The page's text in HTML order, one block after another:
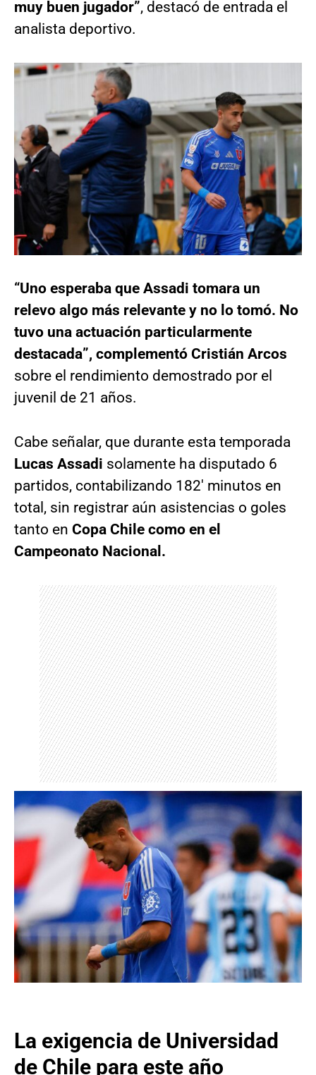
muy buen jugador”, destacó de entrada el
analista deportivo.
“Uno esperaba que Assadi tomara un
relevo algo más relevante y no lo tomó. No
tuvo una actuación particularmente
destacada”, complementó Cristián Arcos
sobre el rendimiento demostrado por el
juvenil de 21 años.
Cabe señalar, que durante esta temporada
Lucas Assadi solamente ha disputado 6
partidos, contabilizando 182′ minutos en
total, sin registrar aún asistencias o goles
tanto en Copa Chile como en el
Campeonato Nacional.
La exigencia de Universidad
de Chile para este año